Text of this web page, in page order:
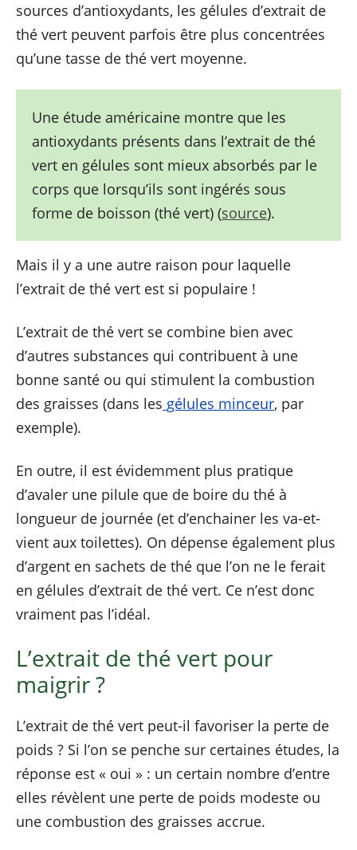
sources d’antioxydants, les gélules d’extrait de
thé vert peuvent parfois être plus concentrées
qu’une tasse de thé vert moyenne.
Une étude américaine montre que les
antioxydants présents dans l’extrait de thé
vert en gélules sont mieux absorbés par le
corps que lorsqu’ils sont ingérés sous
forme de boisson (thé vert) (source).
Mais il y a une autre raison pour laquelle
l’extrait de thé vert est si populaire !
L’extrait de thé vert se combine bien avec
d’autres substances qui contribuent à une
bonne santé ou qui stimulent la combustion
des graisses (dans les gélules minceur, par
exemple).
En outre, il est évidemment plus pratique
d’avaler une pilule que de boire du thé à
longueur de journée (et d’enchainer les va-et-
vient aux toilettes). On dépense également plus
d’argent en sachets de thé que l’on ne le ferait
en gélules d’extrait de thé vert. Ce n’est donc
vraiment pas l’idéal.
L’extrait de thé vert pour
maigrir ?
L’extrait de thé vert peut-il favoriser la perte de
poids ? Si l’on se penche sur certaines études, la
réponse est « oui » : un certain nombre d’entre
elles révèlent une perte de poids modeste ou
une combustion des graisses accrue.